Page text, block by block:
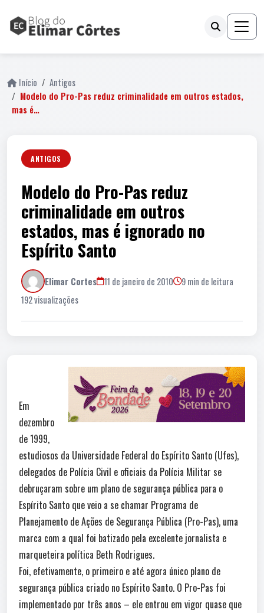
Início
Antigos
Modelo do Pro-Pas reduz criminalidade em outros estados,
mas é…
ANTIGOS
Modelo do Pro-Pas reduz
criminalidade em outros
estados, mas é ignorado no
Espírito Santo
Elimar Cortes 11 de janeiro de 2010
9 min de leitura
192 visualizações
Em
dezembro
de 1999,
estudiosos da Universidade Federal do Espírito Santo (Ufes),
delegados de Polícia Civil e oficiais da Polícia Militar se
debruçaram sobre um plano de segurança pública para o
Espírito Santo que veio a se chamar Programa de
Planejamento de Ações de Segurança Pública (Pro-Pas), uma
marca com a qual foi batizado pela excelente jornalista e
marqueteira política Beth Rodrigues.
Foi, efetivamente, o primeiro e até agora único plano de
segurança pública criado no Espírito Santo. O Pro-Pas foi
implementado por três anos – ele entrou em vigor quase que